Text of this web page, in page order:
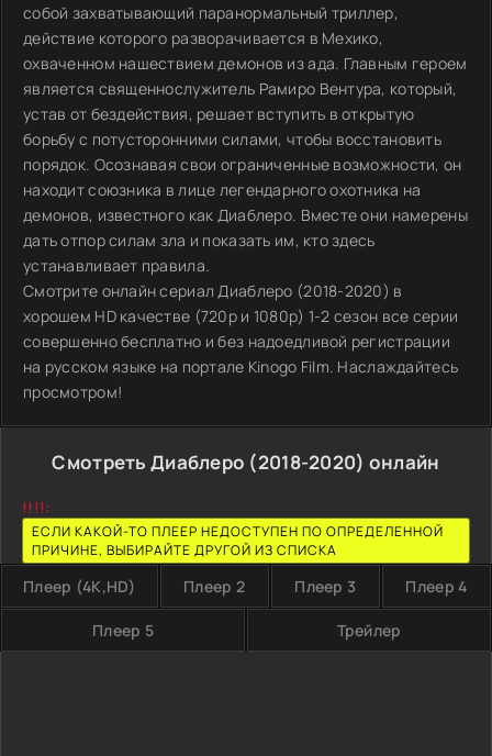
собой захватывающий паранормальный триллер,
действие которого разворачивается в Мехико,
охваченном нашествием демонов из ада. Главным героем
является священнослужитель Рамиро Вентура, который,
устав от бездействия, решает вступить в открытую
борьбу с потусторонними силами, чтобы восстановить
порядок. Осознавая свои ограниченные возможности, он
находит союзника в лице легендарного охотника на
демонов, известного как Диаблеро. Вместе они намерены
дать отпор силам зла и показать им, кто здесь
устанавливает правила.
Смотрите онлайн сериал Диаблеро (2018-2020) в
хорошем HD качестве (720p и 1080p) 1-2 сезон все серии
совершенно бесплатно и без надоедливой регистрации
на русском языке на портале Kinogo Film. Наслаждайтесь
просмотром!
Смотреть Диаблеро (2018-2020) онлайн
!!!!:
ЕСЛИ КАКОЙ-ТО ПЛЕЕР НЕДОСТУПЕН ПО ОПРЕДЕЛЕННОЙ
ПРИЧИНЕ, ВЫБИРАЙТЕ ДРУГОЙ ИЗ СПИСКА
Плеер (4K,HD) Плеер 2 Плеер 3 Плеер 4
Плеер 5 Трейлер